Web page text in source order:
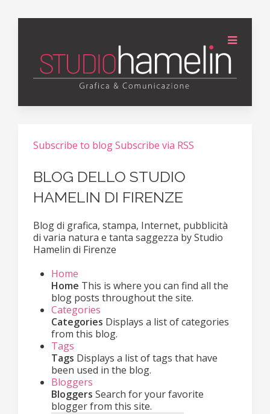
Subscribe to blogSubscribe via RSS
BLOG DELLO STUDIO
HAMELIN DI FIRENZE
Blog di grafica, stampa, Internet, pubblicità
di varia natura e tanta saggezza by Studio
Hamelin di Firenze
Home
Home This is where you can find all the
blog posts throughout the site.
Categories
Categories Displays a list of categories
from this blog.
Tags
Tags Displays a list of tags that have
been used in the blog.
Bloggers
Bloggers Search for your favorite
blogger from this site.